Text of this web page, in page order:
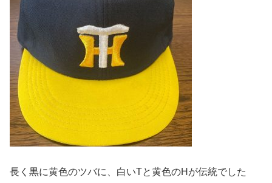
長く黒に黄色のツバに、白いTと黄色のHが伝統でした